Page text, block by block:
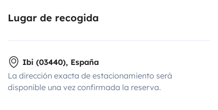
Lugar de recogida
Ibi (03440), España
La dirección exacta de estacionamiento será
disponible una vez confirmada la reserva.